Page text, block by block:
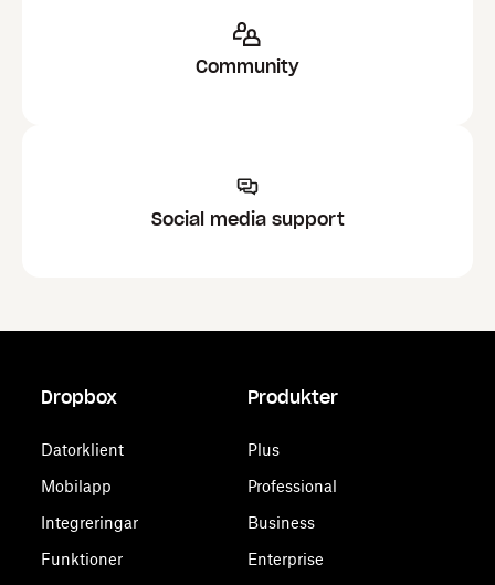
Community
Social media support
Dropbox
Datorklient
Mobilapp
Integreringar
Funktioner
Produkter
Plus
Professional
Business
Enterprise